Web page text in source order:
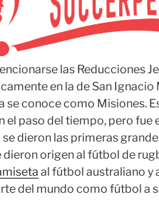
las Reducciones
en la de San Ignacio
se conoce como Misiones.
el paso del tiempo, pero fue
dieron las primeras
origen al fútbol de
al fútbol australiano y
del mundo como fútbol a